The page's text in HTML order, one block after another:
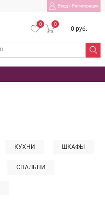
Вход/ Регистрация
0 0
0 руб.
КУХНИ ШКАФЫ
СПАЛЬНИ